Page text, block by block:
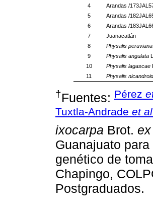
4
Arandas /
5
Arandas /
6
Arandas /
7
Juanacatlán
8
Physalis peruviana
9
Physalis angulata L.
10
Physalis lagascae
11
Physalis
†Fuentes: Pérez
Tuxtla-Andrade et al
ixocarpa Brot. ex
Guanajuato
genético de
Chapingo,
Postgraduados.